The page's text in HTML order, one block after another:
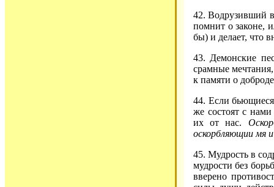
42. Водрузивший
помнит о законе,
бы) и делает, что
43. Демонские
срамные
к памяти о
44. Если
же состоят с
их от нас.
оскорбляющии мя
45. Мудрость в
мудрости без
вверено